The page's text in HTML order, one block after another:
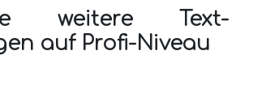
weitere Text-
auf Profi-Niveau